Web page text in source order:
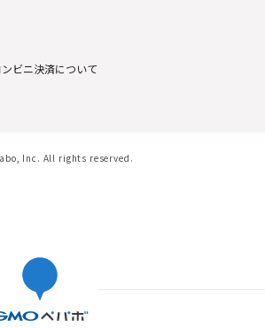
ンビニ決済について
Inc. All rights reserved.